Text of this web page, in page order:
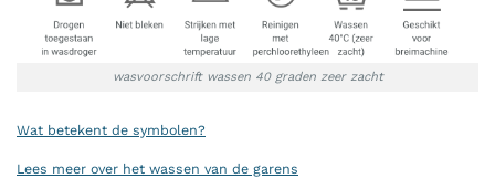
wasvoorschrift wassen 40 graden zeer zacht
Wat betekent de symbolen?
Lees meer over het wassen van de garens